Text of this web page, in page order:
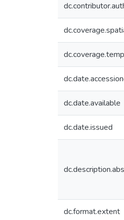
dc.date.available
dc.date.issued
dc.format.extent